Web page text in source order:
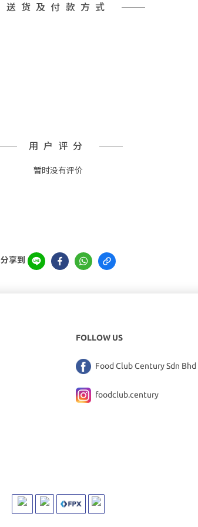
送货及付款方式
用户评分
暂时没有评价
分享到
FOLLOW US
Food Club Century Sdn Bhd
foodclub.century